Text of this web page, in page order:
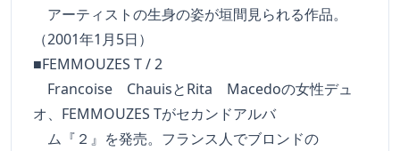
アーティストの生身の姿が垣間見られる作品。
（2001年1月5日）
■FEMMOUZES T / 2
Francoise ChauisとRita Macedoの女性デュ
オ、FEMMOUZES Tがセカンドアルバ
ム『２』を発売。フランス人でブロンドの